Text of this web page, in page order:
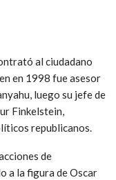
al ciudadano
en 1998 fue asesor
luego su jefe de
Finkelstein,
republicanos.
de
a la figura de Oscar